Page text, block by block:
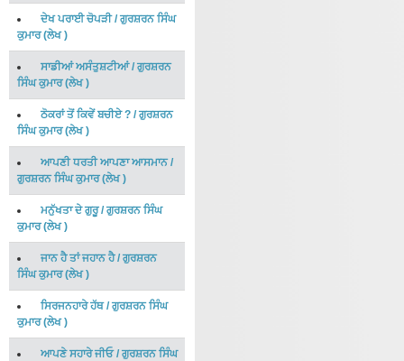
ਦੇਖ ਪਰਾਈ ਚੋਪੜੀ/ਗੁਰਸ਼ਰਨ ਸਿੰਘ
ਕੁਮਾਰ(ਲੇਖ)
ਸਾਡੀਆਂ ਅਸੰਤੁਸ਼ਟੀਆਂ/ ਗੁਰਸ਼ਰਨ
ਸਿੰਘ ਕੁਮਾਰ(ਲੇਖ)
ਠੋਕਰਾਂ ਤੋਂ ਕਿਵੇਂ ਬਚੀਏ ? /ਗੁਰਸ਼ਰਨ
ਸਿੰਘ ਕੁਮਾਰ(ਲੇਖ)
ਆਪਣੀ ਧਰਤੀ ਆਪਣਾ ਆਸਮਾਨ/
ਗੁਰਸ਼ਰਨ ਸਿੰਘ ਕੁਮਾਰ(ਲੇਖ)
ਮਨੁੱਖਤਾ ਦੇ ਗੁਰੂ/ਗੁਰਸ਼ਰਨ ਸਿੰਘ
ਕੁਮਾਰ(ਲੇਖ)
ਜਾਨ ਹੈ ਤਾਂ ਜਹਾਨ ਹੈ/ ਗੁਰਸ਼ਰਨ
ਸਿੰਘ ਕੁਮਾਰ(ਲੇਖ)
ਸਿਰਜਨਹਾਰੇ ਹੱਥ/ਗੁਰਸ਼ਰਨ ਸਿੰਘ
ਕੁਮਾਰ(ਲੇਖ)
ਆਪਣੇ ਸਹਾਰੇ ਜੀਓ/ ਗੁਰਸ਼ਰਨ ਸਿੰਘ